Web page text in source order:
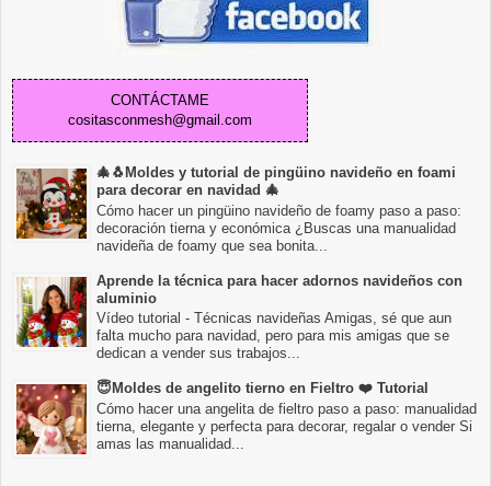
CONTÁCTAME
cositasconmesh@gmail.com
🎄🐧Moldes y tutorial de pingüino navideño en foami
para decorar en navidad 🎄
Cómo hacer un pingüino navideño de foamy paso a paso:
decoración tierna y económica ¿Buscas una manualidad
navideña de foamy que sea bonita...
Aprende la técnica para hacer adornos navideños con
aluminio
Vídeo tutorial - Técnicas navideñas Amigas, sé que aun
falta mucho para navidad, pero para mis amigas que se
dedican a vender sus trabajos...
😇Moldes de angelito tierno en Fieltro ❤️ Tutorial
Cómo hacer una angelita de fieltro paso a paso: manualidad
tierna, elegante y perfecta para decorar, regalar o vender Si
amas las manualidad...